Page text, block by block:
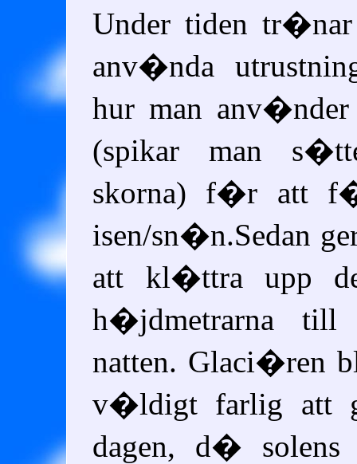
Under tiden
anv�nda
hur man anv�nder
(spikar man
skorna) f�r att
isen/sn�n.Sedan
att kl�ttra upp
h�jdmetrarna
natten. Glaci�ren
v�ldigt farlig
dagen, d�